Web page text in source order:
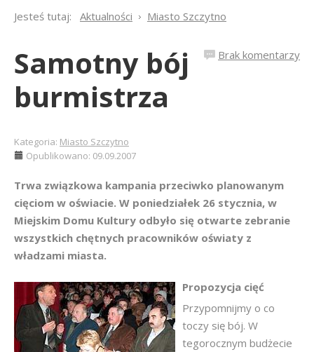
Jesteś tutaj: Aktualności Miasto Szczytno
Brak komentarzy
Samotny bój
burmistrza
Kategoria: Miasto Szczytno
Opublikowano: 09.09.2007
Trwa związkowa kampania przeciwko planowanym
cięciom w oświacie. W poniedziałek 26 stycznia, w
Miejskim Domu Kultury odbyło się otwarte zebranie
wszystkich chętnych pracowników oświaty z
władzami miasta.
Propozycja cięć
Przypomnijmy o co
toczy się bój. W
tegorocznym budżecie